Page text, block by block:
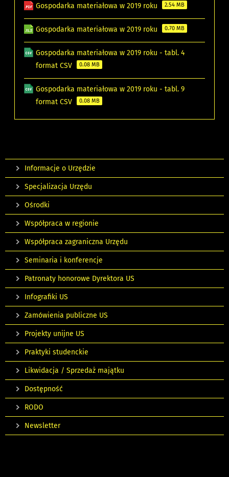
Gospodarka materiałowa w 2019 roku 2.54 MB
Gospodarka materiałowa w 2019 roku 0.70 MB
Gospodarka materiałowa w 2019 roku - tabl. 4
format CSV
0.08 MB
Gospodarka materiałowa w 2019 roku - tabl. 9
format CSV
0.08 MB
Informacje o Urzędzie
Specjalizacja Urzędu
Ośrodki
Współpraca w regionie
Współpraca zagraniczna Urzędu
Seminaria i konferencje
Patronaty honorowe Dyrektora US
Infografiki US
Zamówienia publiczne US
Projekty unijne US
Praktyki studenckie
Likwidacja / Sprzedaż majątku
Dostępność
RODO
Newsletter